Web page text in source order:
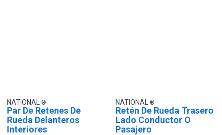
NATIONAL
Par De Retenes De
Rueda Delanteros
Interiores
NATIONAL
Retén De Rueda Trasero
Lado Conductor O
Pasajero